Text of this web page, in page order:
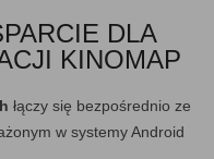
DLA
KINOMAP
łączy się bezpośrednio ze
w systemy Android